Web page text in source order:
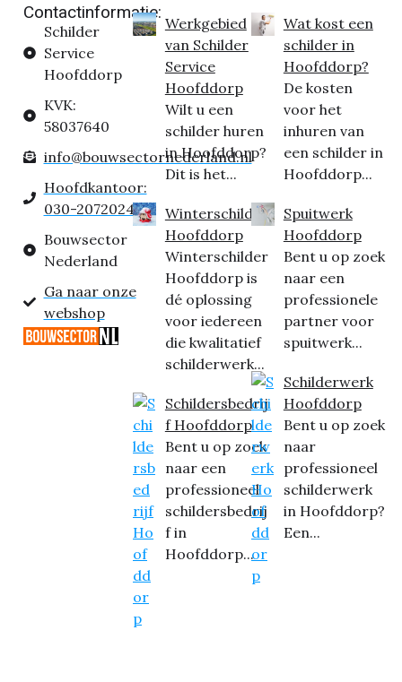
Contactinformatie:
Schilder
Service
Hoofddorp
KVK:
58037640
info@bouwsectornederland.nl
Hoofdkantoor:
030-2072024
Bouwsector
Nederland
Ga naar onze
webshop
Werkgebied
van Schilder
Service
Hoofddorp
Wilt u een
schilder huren
in Hoofddorp?
Dit is het...
Winterschilder
Hoofddorp
Winterschilder
Hoofddorp is
dé oplossing
voor iedereen
die kwalitatief
schilderwerk...
Schildersbedrij
f Hoofddorp
Bent u op zoek
naar een
professioneel
schildersbedrij
f in
Hoofddorp...
Wat kost een
schilder in
Hoofddorp?
De kosten
voor het
inhuren van
een schilder in
Hoofddorp...
Spuitwerk
Hoofddorp
Bent u op zoek
naar een
professionele
partner voor
spuitwerk...
Schilderwerk
Hoofddorp
Bent u op zoek
naar
professioneel
schilderwerk
in Hoofddorp?
Een...